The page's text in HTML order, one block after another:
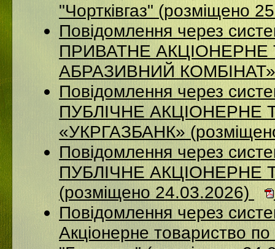
"Чортківгаз" (розміщено
Повідомлення через
ПРИВАТНЕ
АБРАЗИВНИЙ КОМБІНАТ»
Повідомлення через
ПУБЛІЧНЕ
«УКРГАЗБАНК»
Повідомлення через
ПУБЛІЧНЕ
(розміщено 24.03.2026)
Повідомлення через
Акціонерне товариство по